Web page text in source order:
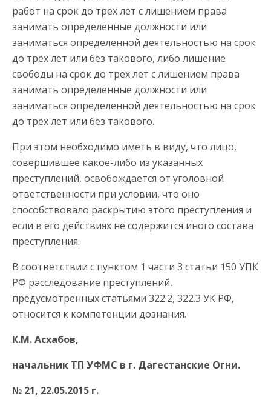
работ на срок до трех лет с лишением права
занимать определенные должности или
заниматься определенной деятельностью на срок
до трех лет или без такового, либо лишение
свободы на срок до трех лет с лишением права
занимать определенные должности или
заниматься определенной деятельностью на срок
до трех лет или без такового.
При этом необходимо иметь в виду, что лицо,
совершившее какое-либо из указанных
преступлений, освобождается от уголовной
ответственности при условии, что оно
способствовало раскрытию этого преступления и
если в его действиях не содержится иного состава
преступления.
В соответствии с пунктом 1 части 3 статьи 150 УПК
РФ расследование преступлений,
предусмотренных статьями 322.2, 322.3 УК РФ,
относится к компетенции дознания.
К.М. Асхабов,
начальник ТП УФМС в г. Дагестанские Огни.
№ 21, 22.05.2015 г.